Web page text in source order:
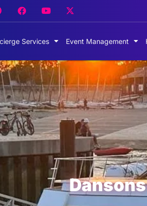
Services Event Management
Boat on The